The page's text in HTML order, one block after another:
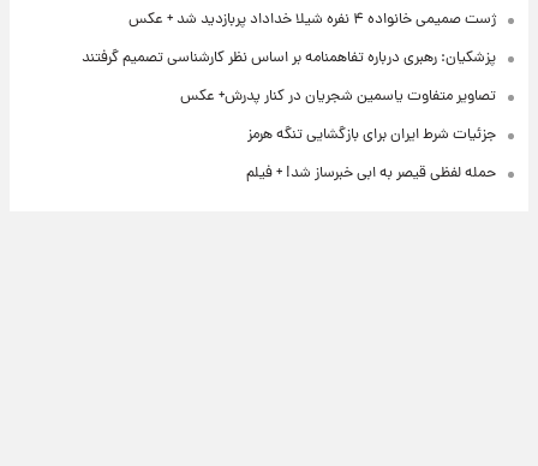
ژست صمیمی خانواده ۴ نفره شیلا خداداد پربازدید شد + عکس
پزشکیان: رهبری درباره تفاهمنامه بر اساس نظر کارشناسی تصمیم گرفتند
تصاویر متفاوت یاسمین شجریان در کنار پدرش+ عکس
جزئیات شرط ایران برای بازگشایی تنگه هرمز
حمله لفظی قیصر به ابی خبرساز شد! + فیلم